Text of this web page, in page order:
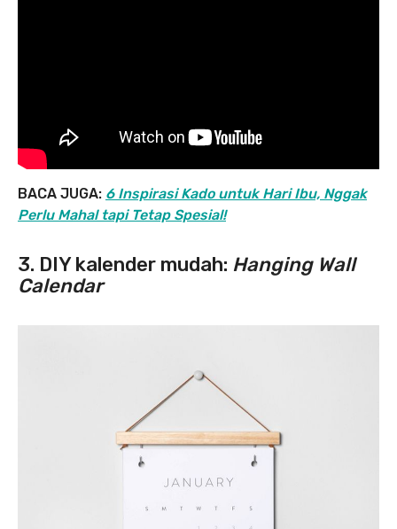
BACA JUGA: 6 Inspirasi Kado untuk Hari Ibu, Nggak
Perlu Mahal tapi Tetap Spesial!
3. DIY kalender mudah: Hanging Wall
Calendar